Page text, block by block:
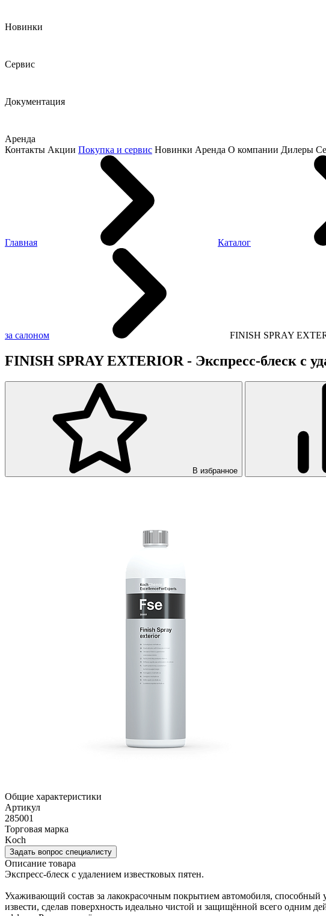
Новинки
Сервис
Документация
Аренда
Контакты Акции Покупка и сервис Новинки Аренда О компании Дилеры
Главная Каталог
за салоном FINISH SPRAY
FINISH SPRAY EXTERIOR - Экспресс-блеск с
В избранное
Общие характеристики
Артикул
285001
Торговая марка
Koch
Задать вопрос специалисту
Описание товара
Экспресс-блеск с удалением известковых пятен.
Ухаживающий состав за лакокрасочным покрытием автомобиля, способный
извести, сделав поверхность идеально чистой и защищённой всего одним